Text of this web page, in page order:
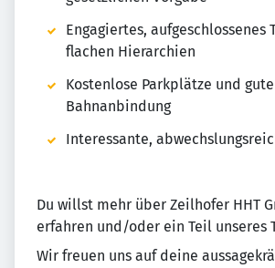
Engagiertes, aufgeschlossenes
flachen Hierarchien
Kostenlose Parkplätze und
Bahnanbindung
Interessante,
Du willst mehr über Zeilhofer HHT
erfahren und/oder ein Teil unseres
Wir freuen uns auf deine